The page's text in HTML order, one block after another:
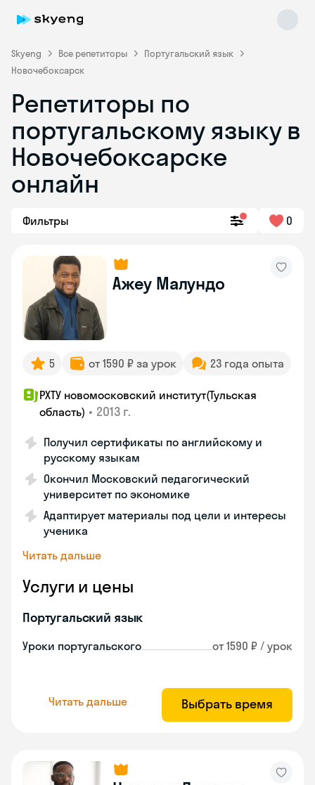
Skyeng Все репетиторы
Португальский язык
Новочебоксарск
Репетиторы по
португальскому языку в
Новочебоксарске
онлайн
Фильтры 0
Ажеу Малундо
5 от 1590 ₽ за урок 23 года опыта
РХТУ новомосковский институт(Тульская
область) • 2013 г.
Получил сертификаты по английскому и
русскому языкам
Окончил Московский педагогический
университет по экономике
Адаптирует материалы под цели и интересы
ученика
Читать дальше
Услуги и цены
Португальский язык
Уроки португальского от 1590 ₽ / урок
Читать дальше Выбрать время
Skyeng Chat